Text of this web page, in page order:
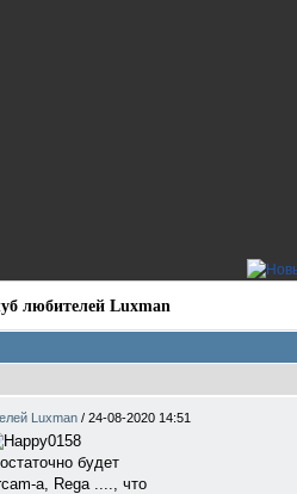
любителей Luxman
Luxman / 24-08-2020 14:51
будет
а, Rega ...., что